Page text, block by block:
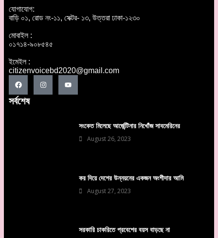
যোগাযোগ:
বাড়ি ০১, রোড নং-১১, সেক্টর- ১৩, উত্তরা ঢাকা-১২৩০
মোবাইল :
০১৭১৪-৯০৮৫৪৫
ইমেইল :
citizenvoicebd2020@gmail.com
সর্বশেষ
সংকেত মিলেছে আর্জেন্টিনার নিখোঁজ সাবমেরিনের
August 26, 2023
কর দিয়ে দেশের উন্নয়নের একজন অংশীদার আমি
August 27, 2023
সরকারি চাকরিতে প্রবেশের বয়স বাড়ছে না